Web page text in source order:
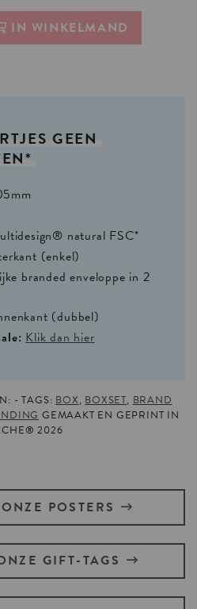
IN WINKELMAND
GEEN
natural FSC*
(enkel)
branded enveloppe in 2
(dubbel)
Klik dan hier
TAGS:BOX,BOXSET,BRAND
GEMAAKT EN GEPRINT IN
2026
POSTERS
GIFT-TAGS